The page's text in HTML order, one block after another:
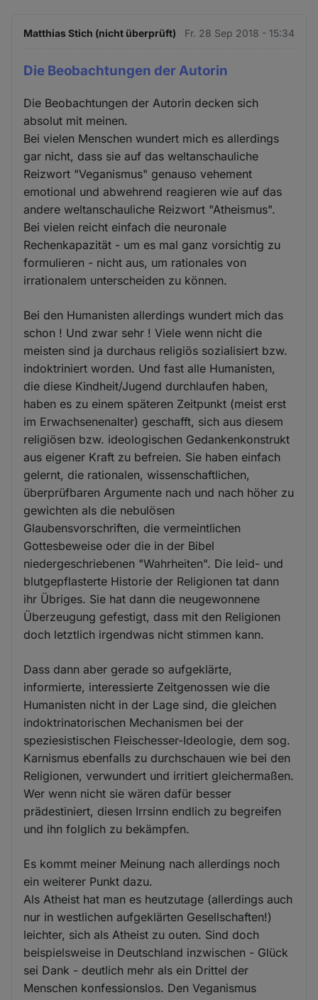
Matthias Stich (nicht überprüft) Fr. 28 Sep 2018 - 15:34
Die Beobachtungen der Autorin
Die Beobachtungen der Autorin decken sich
absolut mit meinen.
Bei vielen Menschen wundert mich es allerdings
gar nicht, dass sie auf das weltanschauliche
Reizwort "Veganismus" genauso vehement
emotional und abwehrend reagieren wie auf das
andere weltanschauliche Reizwort "Atheismus".
Bei vielen reicht einfach die neuronale
Rechenkapazität - um es mal ganz vorsichtig zu
formulieren - nicht aus, um rationales von
irrationalem unterscheiden zu können.
Bei den Humanisten allerdings wundert mich das
schon ! Und zwar sehr ! Viele wenn nicht die
meisten sind ja durchaus religiös sozialisiert bzw.
indoktriniert worden. Und fast alle Humanisten,
die diese Kindheit/Jugend durchlaufen haben,
haben es zu einem späteren Zeitpunkt (meist erst
im Erwachsenenalter) geschafft, sich aus diesem
religiösen bzw. ideologischen Gedankenkonstrukt
aus eigener Kraft zu befreien. Sie haben einfach
gelernt, die rationalen, wissenschaftlichen,
überprüfbaren Argumente nach und nach höher zu
gewichten als die nebulösen
Glaubensvorschriften, die vermeintlichen
Gottesbeweise oder die in der Bibel
niedergeschriebenen "Wahrheiten". Die leid- und
blutgepflasterte Historie der Religionen tat dann
ihr Übriges. Sie hat dann die neugewonnene
Überzeugung gefestigt, dass mit den Religionen
doch letztlich irgendwas nicht stimmen kann.
Dass dann aber gerade so aufgeklärte,
informierte, interessierte Zeitgenossen wie die
Humanisten nicht in der Lage sind, die gleichen
indoktrinatorischen Mechanismen bei der
speziesistischen Fleischesser-Ideologie, dem sog.
Karnismus ebenfalls zu durchschauen wie bei den
Religionen, verwundert und irritiert gleichermaßen.
Wer wenn nicht sie wären dafür besser
prädestiniert, diesen Irrsinn endlich zu begreifen
und ihn folglich zu bekämpfen.
Es kommt meiner Meinung nach allerdings noch
ein weiterer Punkt dazu.
Als Atheist hat man es heutzutage (allerdings auch
nur in westlichen aufgeklärten Gesellschaften!)
leichter, sich als Atheist zu outen. Sind doch
beispielsweise in Deutschland inzwischen - Glück
sei Dank - deutlich mehr als ein Drittel der
Menschen konfessionslos. Den Veganismus